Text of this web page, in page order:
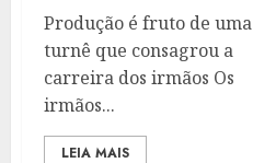
Produção é fruto de uma
turnê que consagrou a
carreira dos irmãos Os
irmãos...
LEIA MAIS